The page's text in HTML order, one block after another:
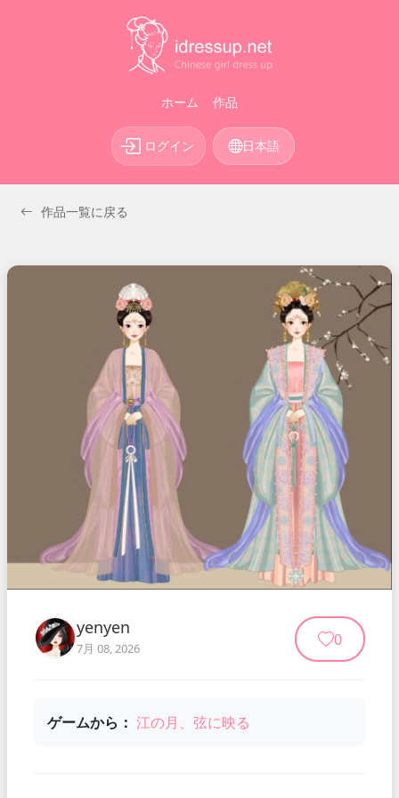
ホーム 作品
ログイン 日本語
作品一覧に戻る
yenyen
7月 08, 2026 0
ゲームから： 江の月、弦に映る